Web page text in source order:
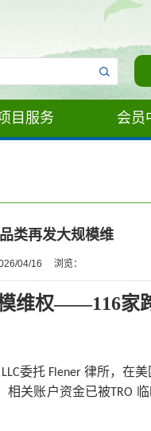
目服务 会员
类再发大规模维
04/16 浏览：
维权——116家
委托 Flener 律所，在
相关账户资金已被 TRO